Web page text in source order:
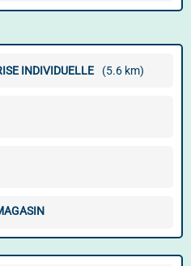
INDIVIDUELLE (5.6 km)